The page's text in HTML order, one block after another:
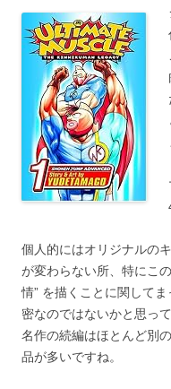
個人的にはオリジナルの
が変わらない所、特にこ
情” を描くことに関して
密なのではないかと思っ
名作の続編はほとんど別
品が多いですね。